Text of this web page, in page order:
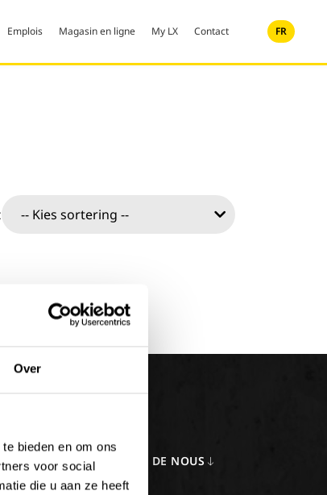
Over
bieden en om ons
voor social
die u aan ze heeft
Emplois Magasin en ligne My LX Contact FR
Luyckx
A PROPOS DE NOUS
Notre vision